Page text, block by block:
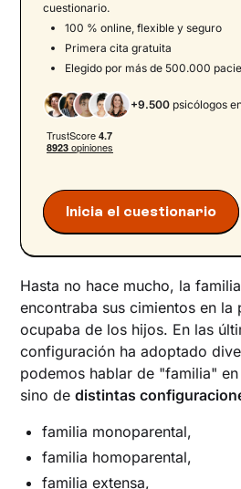
Familias
familiares: una
El acompañamiento
Terapia adaptada a las
unidad familiar
Estrategias prácticas
adolescentes
cuestionario.
Inicia el cuestionario
100 % online, flexible y seguro
Primera cita gratuita
Elegido por más de 500.000
+9.500 psicólogos
Hasta no hace mucho, la
encontraba sus cimientos en la
ocupaba de los hijos. En las
configuración ha adoptado
podemos hablar de "familia"
sino dedistintas
familia monoparental,
familia homoparental,
familia extensa,